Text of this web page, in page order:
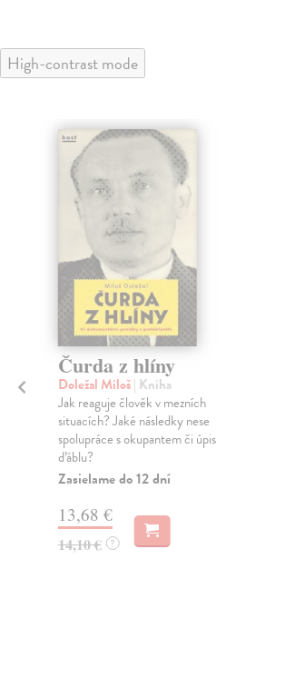
High-contrast mode
Čurda z hlíny
Doležal Miloš| Kniha
Jak reaguje člověk v mezních
situacích? Jaké následky nese
spolupráce s okupantem či úpis
ďáblu?
Zasielame do 12 dní
13,68 €
14,10 € ?